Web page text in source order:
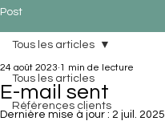
Post
Tous les articles
Références clients
Tous les articles
E-mail sent
24 août 2023 1 min de lecture
Dernière mise à jour : 2 juil. 2025